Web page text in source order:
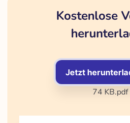
Kostenlose
Jetzt
74 KB.pdf